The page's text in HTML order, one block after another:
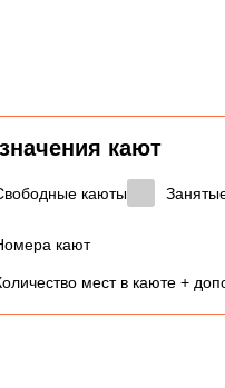
кают
каюты
кают
мест в каюте +